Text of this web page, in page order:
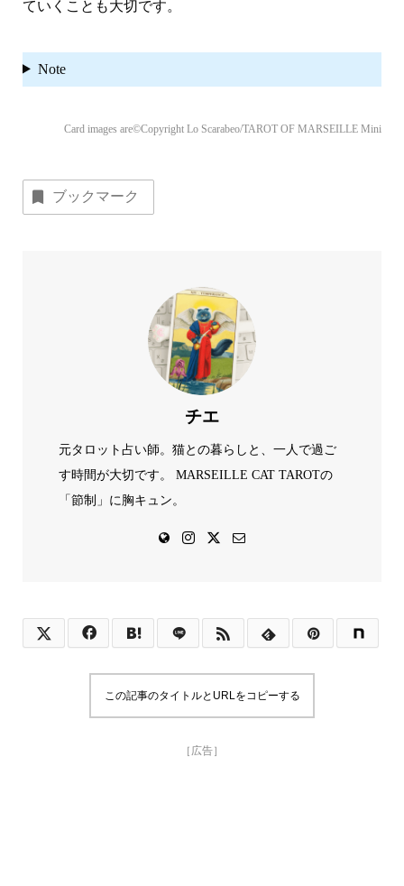
ていくことも大切です。
Note
Card images are©Copyright Lo Scarabeo/TAROT OF MARSEILLE Mini
ブックマーク
チエ
元タロット占い師。猫との暮らしと、一人で過ご
す時間が大切です。 MARSEILLE CAT TAROTの
「節制」に胸キュン。
この記事のタイトルとURLをコピーする
［広告］